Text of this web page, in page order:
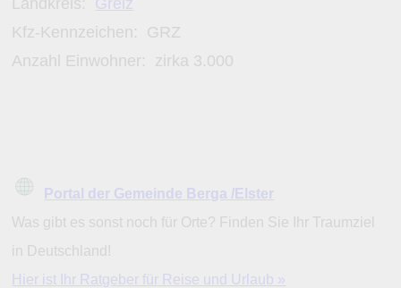
Kfz-Kennzeichen: GRZ
Anzahl Einwohner: zirka 3.000
Portal der Gemeinde Berga /Elster
Was gibt es sonst noch für Orte? Finden Sie Ihr Traumziel
in Deutschland!
Hier ist Ihr Ratgeber für Reise und Urlaub »